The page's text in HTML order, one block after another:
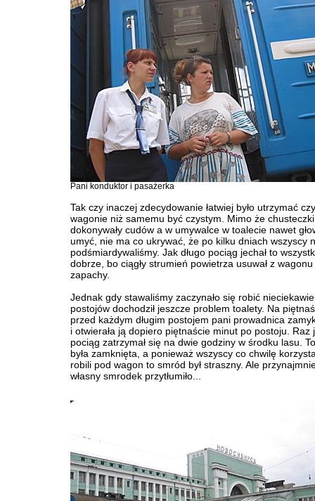
Pani konduktor i pasażerka
Tak czy inaczej zdecydowanie łatwiej było utrzymać
wagonie niż samemu być czystym. Mimo że
dokonywały cudów a w umywalce w toalecie nawet
umyć, nie ma co ukrywać, że po kilku dniach wszyscy
podśmiardywaliśmy. Jak długo pociąg jechał to
dobrze, bo ciągły strumień powietrza usuwał z
zapachy.
Jednak gdy stawaliśmy zaczynało się robić
postojów dochodził jeszcze problem toalety. Na
przed każdym długim postojem pani prowadnica
i otwierała ją dopiero piętnaście minut po postoju. Raz
pociąg zatrzymał się na dwie godziny w środku lasu.
była zamknięta, a ponieważ wszyscy co chwilę
robili pod wagon to smród był straszny. Ale
własny smrodek przytłumiło...